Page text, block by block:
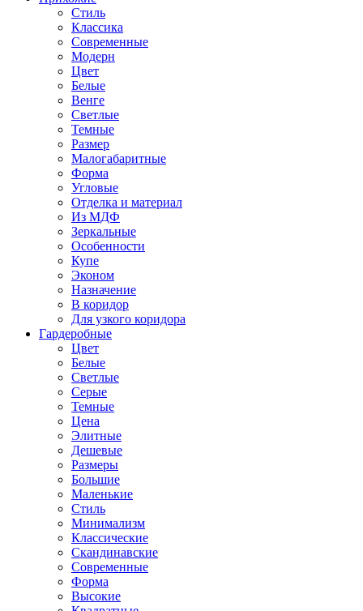
Стиль
Классика
Современные
Модерн
Цвет
Белые
Венге
Светлые
Темные
Размер
Малогабаритные
Форма
Угловые
Отделка и материал
Из МДФ
Зеркальные
Особенности
Купе
Эконом
Назначение
В коридор
Для узкого коридора
Гардеробные
Цвет
Белые
Светлые
Серые
Темные
Цена
Элитные
Дешевые
Размеры
Большие
Маленькие
Стиль
Минимализм
Классические
Скандинавские
Современные
Форма
Высокие